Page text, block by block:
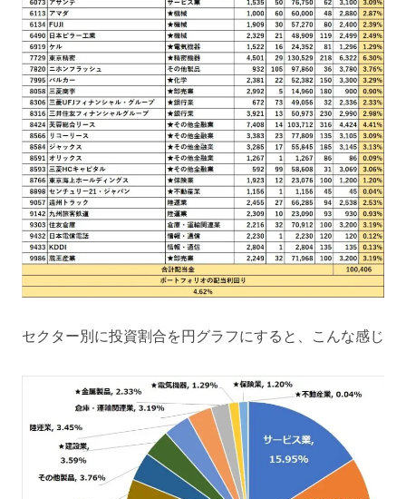
セクター別に投資割合を円グラフにすると、こんな感じ